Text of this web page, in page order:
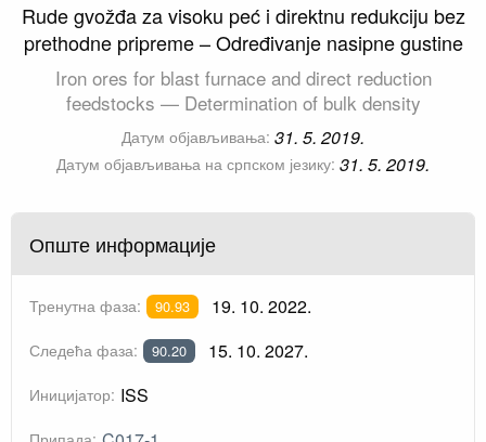
Rude gvožđa za visoku peć i direktnu redukciju bez
prethodne pripreme – Određivanje nasipne gustine
Iron ores for blast furnace and direct reduction
feedstocks — Determination of bulk density
Датум објављивања: 31. 5. 2019.
Датум објављивања на српском језику: 31. 5. 2019.
Опште информације
Тренутна фаза: 90.93 19. 10. 2022.
Следећа фаза: 90.20 15. 10. 2027.
Иницијатор: ISS